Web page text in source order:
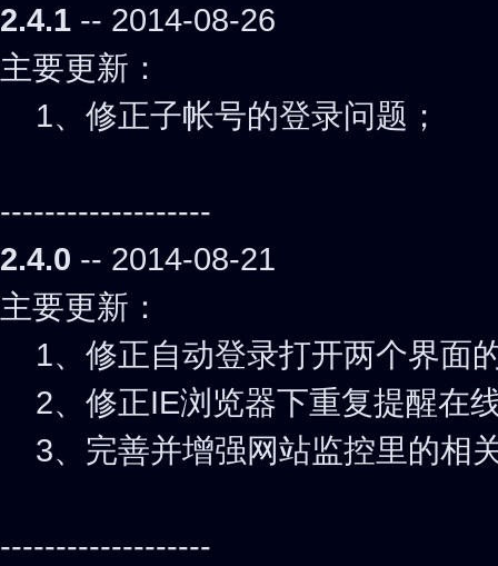
2.4.1 -- 2014-08-26
主要更新：
1、修正子帐号的登录问题 ；
-------------------
2.4.0 -- 2014-08-21
主要更新：
1、修正自动登录打开两个界面
2、修正IE浏览器下重复提醒在
3、完善并增强网站监控里的相
-------------------